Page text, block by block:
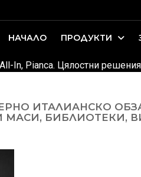
НАЧАЛО ПРОДУКТИ
In, Pianca. Цялостни
ИТАЛИАНСКО
БИБЛИОТЕКИ,